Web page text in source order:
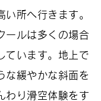
い所へ行きます。
ールは多くの場合
ています。地上で
な緩やかな斜面を
わり滑空体験をす